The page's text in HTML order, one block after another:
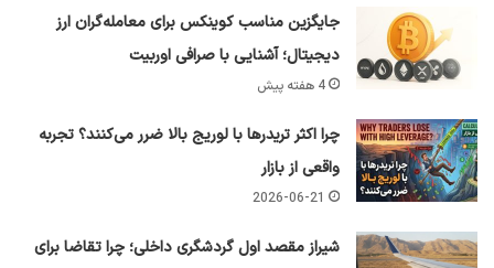
جایگزین مناسب کوینکس برای معامله‌گران ارز
دیجیتال؛ آشنایی با صرافی اوربیت
4 هفته پیش
چرا اکثر تریدرها با لوریج بالا ضرر می‌کنند؟ تجربه
واقعی از بازار
2026-06-21
شیراز مقصد اول گردشگری داخلی؛ چرا تقاضا برای